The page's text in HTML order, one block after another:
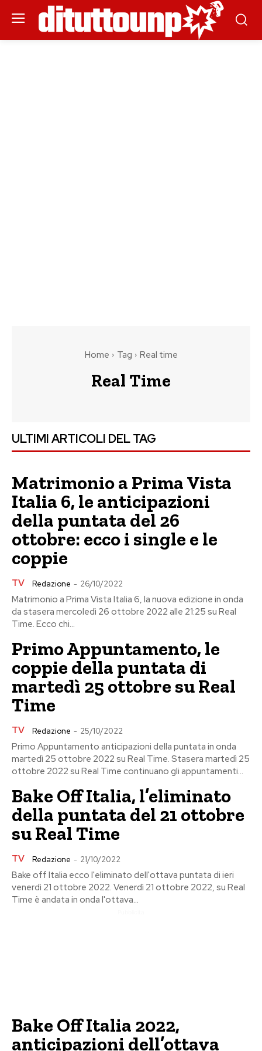
Home Tag Real time
Real Time
ULTIMI ARTICOLI DEL TAG
Matrimonio a Prima Vista
Italia 6, le anticipazioni
della puntata del 26
ottobre: ecco i single e le
coppie
TV Redazione - 26/10/2022
Matrimonio a Prima Vista Italia 6, la nuova edizione in onda
da stasera mercoledì 26 ottobre 2022 alle 21:25 su Real
Time. Ecco chi...
Primo Appuntamento, le
coppie della puntata di
martedì 25 ottobre su Real
Time
TV Redazione - 25/10/2022
Primo Appuntamento anticipazioni della puntata in onda
martedì 25 ottobre 2022 su Real Time. Stasera martedì 25
ottobre 2022 su Real Time continuano gli appuntamenti...
Bake Off Italia, l’eliminato
della puntata del 21 ottobre
su Real Time
TV Redazione - 21/10/2022
Bake off Italia ecco l'eliminato dell'ottava puntata di ieri
venerdì 21 ottobre 2022. Venerdì 21 ottobre 2022, su Real
Time è andata in onda l'ottava...
Bake Off Italia 2022,
anticipazioni dell’ottava